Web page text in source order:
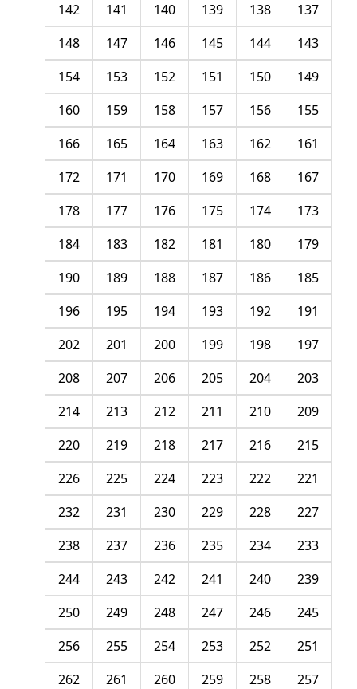
137
138
139
140
141
142
143
144
145
146
147
148
149
150
151
152
153
154
155
156
157
158
159
160
161
162
163
164
165
166
167
168
169
170
171
172
173
174
175
176
177
178
179
180
181
182
183
184
185
186
187
188
189
190
191
192
193
194
195
196
197
198
199
200
201
202
203
204
205
206
207
208
209
210
211
212
213
214
215
216
217
218
219
220
221
222
223
224
225
226
227
228
229
230
231
232
233
234
235
236
237
238
239
240
241
242
243
244
245
246
247
248
249
250
251
252
253
254
255
256
257
258
259
260
261
262